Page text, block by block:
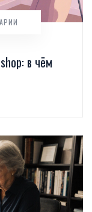
в чём